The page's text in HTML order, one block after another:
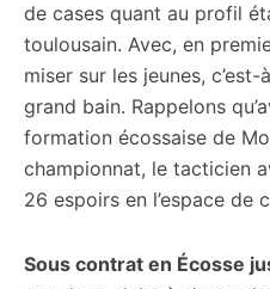
de cases quant au profil
toulousain. Avec, en
miser sur les jeunes,
grand bain. Rappelons
formation écossaise de
championnat, le tacticien
26 espoirs en l’espace de
Sous contrat en Écosse